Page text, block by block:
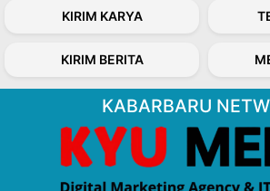
KIRIM KARYA
KIRIM BERITA
KABARBARU